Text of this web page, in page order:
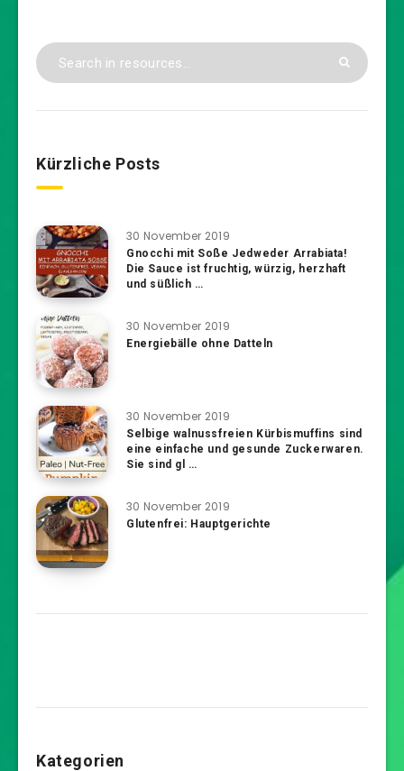
Kürzliche Posts
30 November 2019
Gnocchi mit Soße Jedweder Arrabiata!
Die Sauce ist fruchtig, würzig, herzhaft
und süßlich …
30 November 2019
Energiebälle ohne Datteln
30 November 2019
Selbige walnussfreien Kürbismuffins sind
eine einfache und gesunde Zuckerwaren.
Sie sind gl …
30 November 2019
Glutenfrei: Hauptgerichte
Kategorien